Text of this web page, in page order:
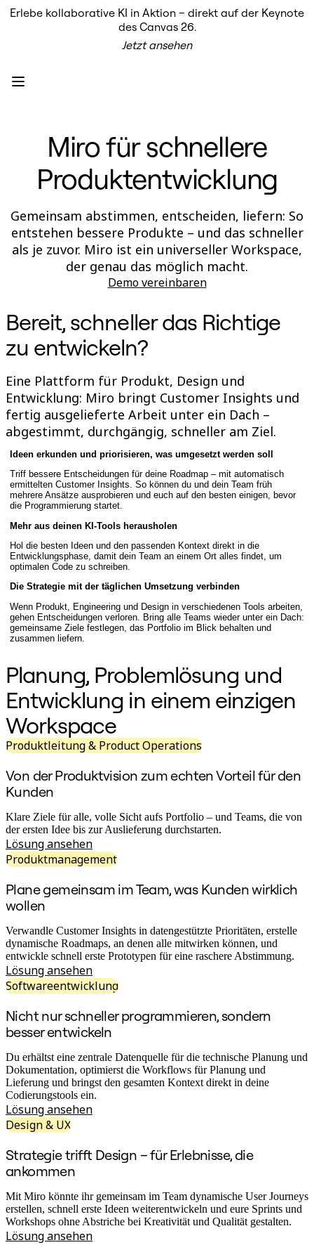
Unsere Empfehlungen
Intelligenter Canvas
Connectors
MCP-Server
KI-Playbooks entdecken
MCP-Server
Blueprints
Sicherheit
Enterprise Guard
Entwicklerplattform
Apps herunterladen
Formate
Whiteboard
Diagramme
Zeitachsen
Talktrack
Tabellen
Dokumente
Einsatzbereiche
Unsere Empfehlungen
KI-Playbooks entdecken
Im Miroverse umschauen
Allgemein
Diagramme
Workshops
Mindmaps
Concept Maps
Flussdiagramme
Erstellen von Roadmaps
Prozessabbildung
Technisches Design & Dokumentation
Prototypen & Wireframes
Auswertung von Research
Miro Design Workshops
Miro Planning & Delivery
Zielplanung
Nach Geschäftssegment
Große Unternehmen
Startups
Digitales
Professionelle Dienstleistungen
Fertigung
Einzelhandel
Finanzdienstleistungen
Produktmanagement
Design & UX
Softwareentwicklung
Produktleitung & Product Ops
Operativer Bereich
Marketing
IT
KI-Transformation
Transformation der Arbeitsweisen
Digitaler Arbeitsplatz
Customer Experience & Service Design
Cloud & Softwaretransformation
Ressourcen
Lernen
Erfolgsgeschichten
Academy
Reforge Learning
Community & Support
Hilfecenter
Veranstaltungen
Community
Partner & Dienstleistungen
Miro Professional Services
Lösungspartner
Preise
Erlebe kollaborative KI in Aktion – direkt auf der Keynote
des Canvas 26.
Jetzt ansehen
Miro für schnellere
Produktentwicklung
Gemeinsam abstimmen, entscheiden, liefern: So
entstehen bessere Produkte – und das schneller
als je zuvor. Miro ist ein universeller Workspace,
der genau das möglich macht.
Demo vereinbaren
Bereit, schneller das Richtige
zu entwickeln?
Eine Plattform für Produkt, Design und
Entwicklung: Miro bringt Customer Insights und
fertig ausgelieferte Arbeit unter ein Dach –
abgestimmt, durchgängig, schneller am Ziel.
Ideen erkunden und priorisieren, was umgesetzt werden soll
Triff bessere Entscheidungen für deine Roadmap – mit automatisch
ermittelten Customer Insights. So können du und dein Team früh
mehrere Ansätze ausprobieren und euch auf den besten einigen, bevor
die Programmierung startet.
Mehr aus deinen KI-Tools herausholen
Hol die besten Ideen und den passenden Kontext direkt in die
Entwicklungsphase, damit dein Team an einem Ort alles findet, um
optimalen Code zu schreiben.
Die Strategie mit der täglichen Umsetzung verbinden
Wenn Produkt, Engineering und Design in verschiedenen Tools arbeiten,
gehen Entscheidungen verloren. Bring alle Teams wieder unter ein Dach:
gemeinsame Ziele festlegen, das Portfolio im Blick behalten und
zusammen liefern.
Planung, Problemlösung und
Entwicklung in einem einzigen
Workspace
Produktleitung & Product Operations
Von der Produktvision zum echten Vorteil für den
Kunden
Klare Ziele für alle, volle Sicht aufs Portfolio – und Teams, die von
der ersten Idee bis zur Auslieferung durchstarten.
Lösung ansehen
Produktmanagement
Plane gemeinsam im Team, was Kunden wirklich
wollen
Verwandle Customer Insights in datengestützte Prioritäten, erstelle
dynamische Roadmaps, an denen alle mitwirken können, und
entwickle schnell erste Prototypen für eine raschere Abstimmung.
Lösung ansehen
Softwareentwicklung
Nicht nur schneller programmieren, sondern
besser entwickeln
Du erhältst eine zentrale Datenquelle für die technische Planung und
Dokumentation, optimierst die Workflows für Planung und
Lieferung und bringst den gesamten Kontext direkt in deine
Codierungstools ein.
Lösung ansehen
Design & UX
Strategie trifft Design – für Erlebnisse, die
ankommen
Mit Miro könnte ihr gemeinsam im Team dynamische User Journeys
erstellen, schnell erste Ideen weiterentwickeln und eure Sprints und
Workshops ohne Abstriche bei Kreativität und Qualität gestalten.
Lösung ansehen